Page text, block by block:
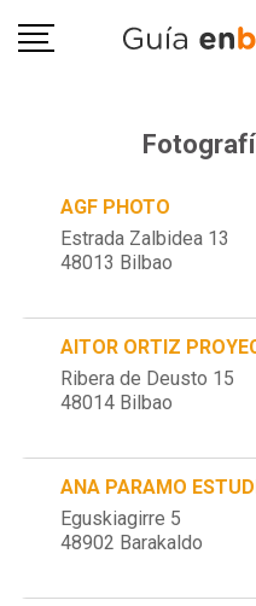
AGF PHOTO
Estrada Zalbidea 13
48013 Bilbao
AITOR ORTIZ
Ribera de Deusto 15
48014 Bilbao
ANA PARAMO
Eguskiagirre 5
48902 Barakaldo